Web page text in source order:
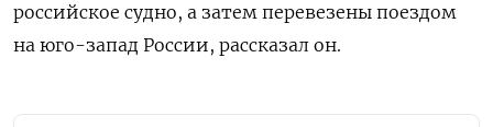
российское судно, а затем перевезены поездом
на юго-запад России, рассказал он.